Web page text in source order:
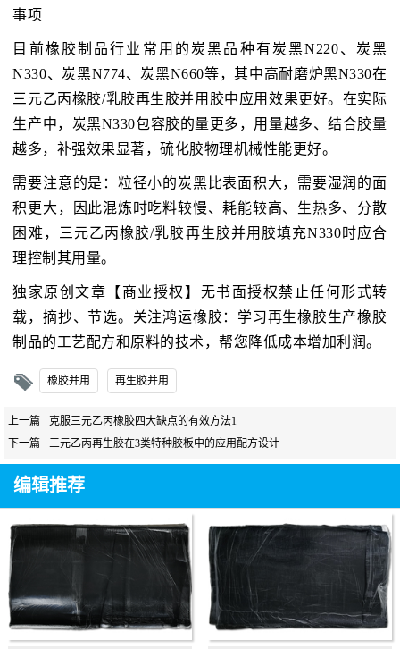
事项
目前橡胶制品行业常用的炭黑品种有炭黑N220、炭黑
N330、炭黑N774、炭黑N660等，其中高耐磨炉黑N330在
三元乙丙橡胶/乳胶再生胶并用胶中应用效果更好。在实际
生产中，炭黑N330包容胶的量更多，用量越多、结合胶量
越多，补强效果显著，硫化胶物理机械性能更好。
需要注意的是：粒径小的炭黑比表面积大，需要湿润的面
积更大，因此混炼时吃料较慢、耗能较高、生热多、分散
困难，三元乙丙橡胶/乳胶再生胶并用胶填充N330时应合
理控制其用量。
独家原创文章【商业授权】无书面授权禁止任何形式转
载，摘抄、节选。关注鸿运橡胶：学习再生橡胶生产橡胶
制品的工艺配方和原料的技术，帮您降低成本增加利润。
橡胶并用 再生胶并用
上一篇
克服三元乙丙橡胶四大缺点的有效方法1
下一篇
三元乙丙再生胶在3类特种胶板中的应用配方设计
编辑推荐